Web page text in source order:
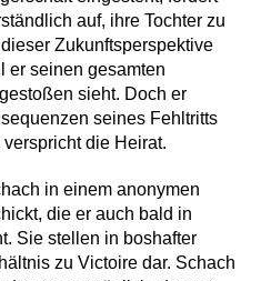
auf, ihre Tochter zu
Zukunftsperspektive
er seinen gesamten
sieht. Doch er
seines Fehltritts
die Heirat.
in einem anonymen
die er auch bald in
Sie stellen in boshafter
zu Victoire dar. Schach